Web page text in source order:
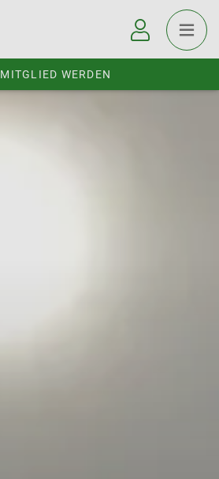
MITGLIED WERDEN